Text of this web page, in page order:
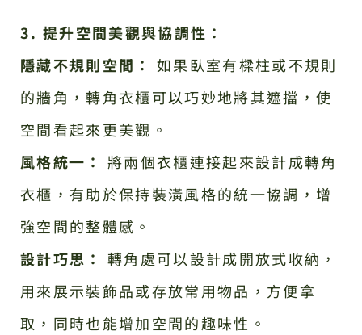
3. 提升空間美觀與協調性：
隱藏不規則空間：
如果臥室有樑柱或不規則
的牆角，轉角衣櫃可以巧妙地將其遮擋，使
空間看起來更美觀。
風格統一：
將兩個衣櫃連接起來設計成轉角
衣櫃，有助於保持裝潢風格的統一協調，增
強空間的整體感。
設計巧思：
轉角處可以設計成開放式收納，
用來展示裝飾品或存放常用物品，方便拿
取，同時也能增加空間的趣味性。